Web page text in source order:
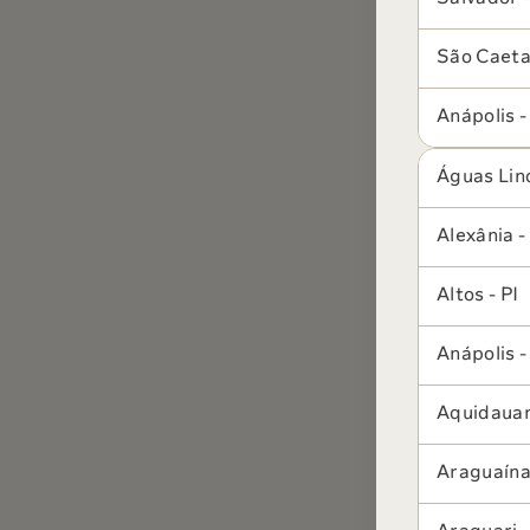
A
A
São
Anápolis -
Águas
Alexânia -
Altos - PI
Anápolis -
Araguaína